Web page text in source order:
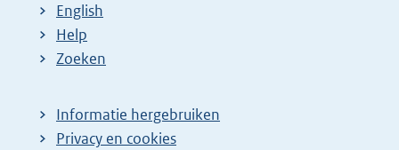
English
Help
Zoeken
Informatie hergebruiken
Privacy en cookies